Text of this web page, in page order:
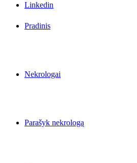
Linkedin
Pradinis
Nekrologai
Parašyk nekrologą